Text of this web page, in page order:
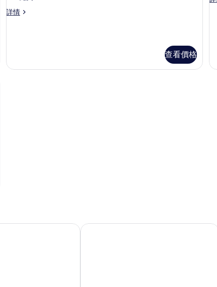
酒
的
(Executive,
城
情
2
床,
詳情
高
單
查看價格
大
雙
工作空間
樓萬怡酒店 上海建國賓館